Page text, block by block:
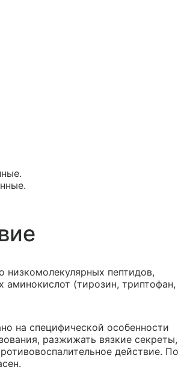
низкомолекулярных пептидов,
аминокислот (тирозин, триптофан,
на специфической особенности
разжижать вязкие секреты,
действие. По